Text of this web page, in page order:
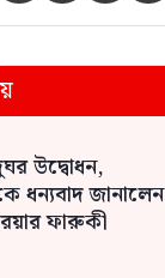
উদ্বোধন,
ধন্যবাদ জানালেন
ফারুকী